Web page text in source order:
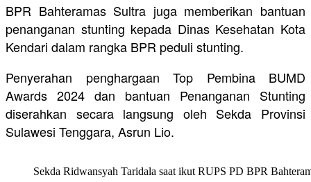
BPR Bahteramas Sultra juga memberikan bantuan
penanganan stunting kepada Dinas Kesehatan Kota
Kendari dalam rangka BPR peduli stunting.
Penyerahan penghargaan Top Pembina BUMD
Awards 2024 dan bantuan Penanganan Stunting
diserahkan secara langsung oleh Sekda Provinsi
Sulawesi Tenggara, Asrun Lio.
Sekda Ridwansyah Taridala saat ikut RUPS PD BPR